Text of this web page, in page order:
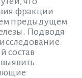
фракции
предыдущем
Подводя
состав